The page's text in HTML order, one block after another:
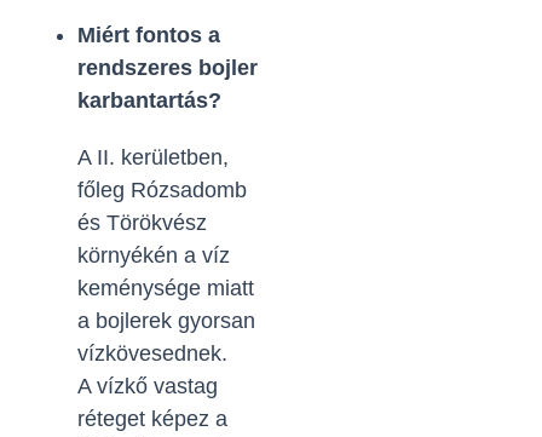
Miért fontos a
rendszeres bojler
karbantartás?
A II. kerületben,
főleg Rózsadomb
és Törökvész
környékén a víz
keménysége miatt
a bojlerek gyorsan
vízkövesednek.
A vízkő vastag
réteget képez a